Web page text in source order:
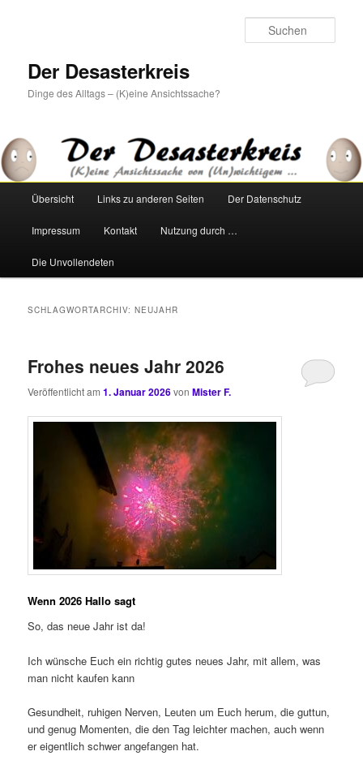
Der Desasterkreis
Dinge des Alltags – (K)eine Ansichtssache?
HauptmenüÜbersicht Links zu anderen Seiten Der Datenschutz
Impressum Kontakt Nutzung durch …
Die Unvollendeten
SCHLAGWORTARCHIV:NEUJAHR
Frohes neues Jahr 2026
Veröffentlicht am1. Januar 2026vonMister F.
Wenn 2026 Hallo sagt
So, das neue Jahr ist da!
Ich wünsche Euch ein richtig gutes neues Jahr, mit allem, was
man nicht kaufen kann
Gesundheit, ruhigen Nerven, Leuten um Euch herum, die guttun,
und genug Momenten, die den Tag leichter machen, auch wenn
er eigentlich schwer angefangen hat.